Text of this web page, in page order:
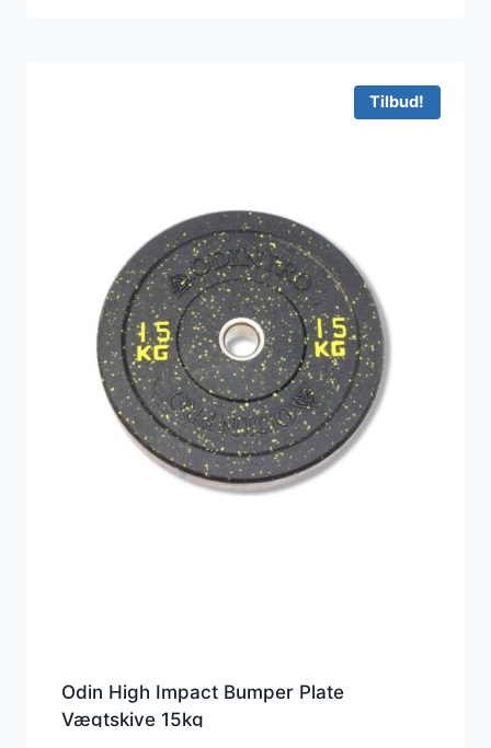
Tilbud!
Odin High Impact Bumper Plate
Vægtskive 15kg